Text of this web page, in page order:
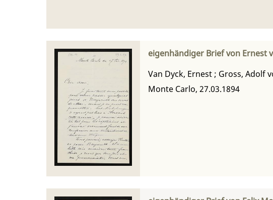
eigenhändiger Brief von Ernest
Van Dyck, Ernest ; Gross, Adolf
Monte Carlo, 27.03.1894